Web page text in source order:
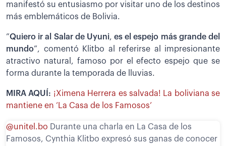
manifestó su entusiasmo por visitar uno de los destinos
más emblemáticos de Bolivia.
”Quiero ir al Salar de Uyuni,es el espejo más grande del
mundo”, comentó Klitbo al referirse al impresionante
atractivo natural, famoso por el efecto espejo que se
forma durante la temporada de lluvias.
MIRA AQUÍ: ¡Ximena Herrera es salvada! La boliviana se
mantiene en ‘La Casa de los Famosos’
@unitel.bo Durante una charla en La Casa de los
Famosos, Cynthia Klitbo expresó sus ganas de conocer